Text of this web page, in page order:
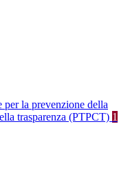
per la prevenzione della
trasparenza (PTPCT) 1